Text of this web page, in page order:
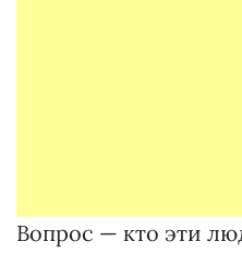
Вопрос — кто эти